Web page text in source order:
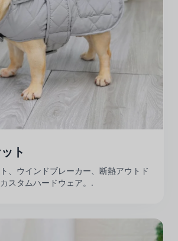
ト
、ウインドブレーカー、断熱アウトド
スタムハードウェア。.